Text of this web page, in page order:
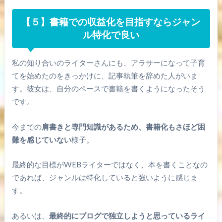
【５】書籍での収益化を目指すならジャン
ル特化で良い
私の知り合いのライターさんにも、アラサーになって子育
てを始めたのをきっかけに、記事執筆を辞めた人がいま
す。彼女は、自分のペースで書籍を書くようになったそう
です。
今までの肩書きと専門知識があるため、書籍化もさほど困
難を感じていない様子。
最終的な目標がWEBライターではなく、本を書くことなの
であれば、ジャンルは特化していると強いように感じま
す。
あるいは、 最終的にブログで独立しようと思っているライ